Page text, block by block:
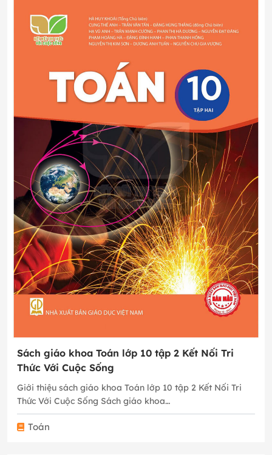
Sách giáo khoa Toán lớp 10 tập 2 Kết Nối Tri
Thức Với Cuộc Sống
Giới thiệu sách giáo khoa Toán lớp 10 tập 2 Kết Nối Tri
Thức Với Cuộc Sống Sách giáo khoa…
Toán